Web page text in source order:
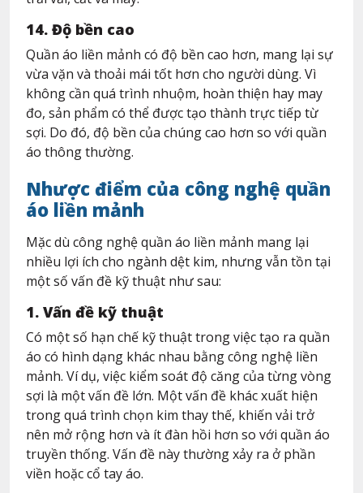
14. Độ bền cao
Quần áo liền mảnh có độ bền cao hơn, mang lại sự
vừa vặn và thoải mái tốt hơn cho người dùng. Vì
không cần quá trình nhuộm, hoàn thiện hay may
đo, sản phẩm có thể được tạo thành trực tiếp từ
sợi. Do đó, độ bền của chúng cao hơn so với quần
áo thông thường.
Nhược điểm của công nghệ quần
áo liền mảnh
Mặc dù công nghệ quần áo liền mảnh mang lại
nhiều lợi ích cho ngành dệt kim, nhưng vẫn tồn tại
một số vấn đề kỹ thuật như sau:
1. Vấn đề kỹ thuật
Có một số hạn chế kỹ thuật trong việc tạo ra quần
áo có hình dạng khác nhau bằng công nghệ liền
mảnh. Ví dụ, việc kiểm soát độ căng của từng vòng
sợi là một vấn đề lớn. Một vấn đề khác xuất hiện
trong quá trình chọn kim thay thế, khiến vải trở
nên mở rộng hơn và ít đàn hồi hơn so với quần áo
truyền thống. Vấn đề này thường xảy ra ở phần
viền hoặc cổ tay áo.